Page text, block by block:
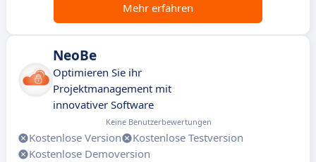
Mehr erfahren
NeoBe
Optimieren Sie ihr
Projektmanagement mit
innovativer Software
Keine Benutzerbewertungen
Kostenlose Version
Kostenlose Testversion
Kostenlose Demoversion